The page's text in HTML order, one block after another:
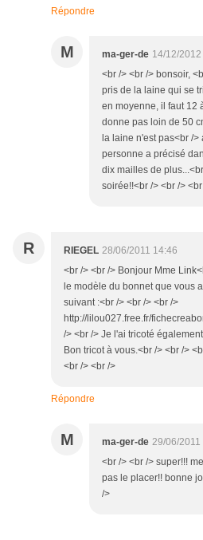
Répondre
M ma-ger-de 14/12/
<br /> <br /> bonsoir,
pris de la laine qui se
en moyenne, il faut 12
donne pas loin de 50
la laine n'est pas<br /
personne a précisé
dix mailles de
soirée!!<br /> <br />
R RIEGEL 28/06/2011 14:46
<br /> <br /> Bonjour Mme
le modèle du bonnet que vous
suivant :<br /> <br /> <br />
http://lilou027.free.fr/
/> <br /> Je l'ai tricoté
Bon tricot à vous.<br /> <br />
<br /> <br />
Répondre
M ma-ger-de 29/06/2011
<br /> <br /> super!!!
pas le placer!! bonne
/>